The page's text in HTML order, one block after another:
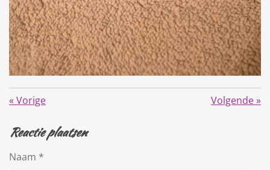
« Vorige Volgende»
Reactie plaatsen
Naam *